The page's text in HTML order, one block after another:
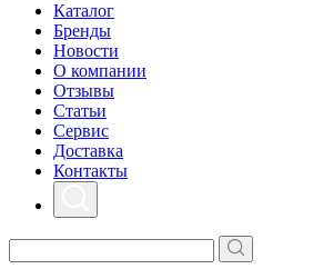
Каталог
Бренды
Новости
О компании
Отзывы
Статьи
Сервис
Доставка
Контакты